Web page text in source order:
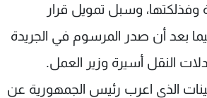
وفذلكتها، وسبل تمويل قرار
بعد أن صدر المرسوم في الجريدة
النقل أسيرة وزير العمل.
الذي اعرب رئيس الجمهورية عن